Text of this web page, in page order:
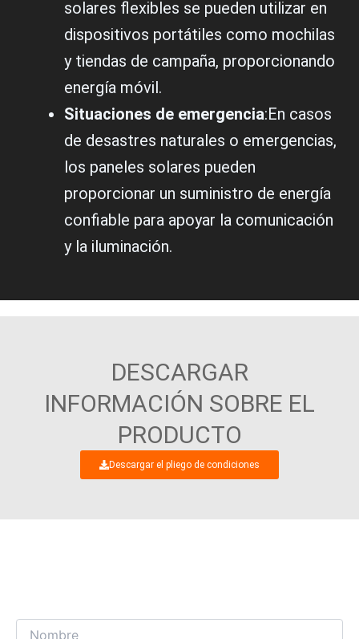
solares flexibles se pueden utilizar en
dispositivos portátiles como mochilas
y tiendas de campaña, proporcionando
energía móvil.
Situaciones de emergencia:En casos
de desastres naturales o emergencias,
los paneles solares pueden
proporcionar un suministro de energía
confiable para apoyar la comunicación
y la iluminación.
DESCARGAR
INFORMACIÓN SOBRE EL
PRODUCTO
Descargar el pliego de condiciones